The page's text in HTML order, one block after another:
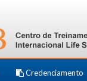
Credenciamento